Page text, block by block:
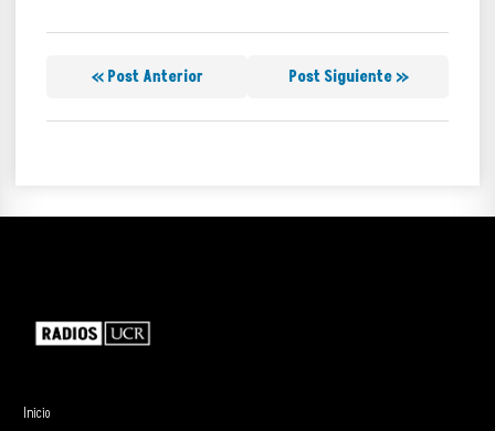
« Post Anterior Post Siguiente »
Inicio